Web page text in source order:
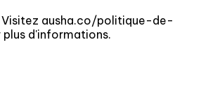
Visitez ausha.co/politique-de-
d'informations.